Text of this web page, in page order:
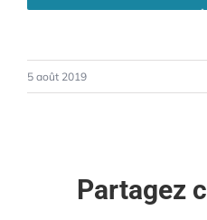
5 août 2019
Partagez